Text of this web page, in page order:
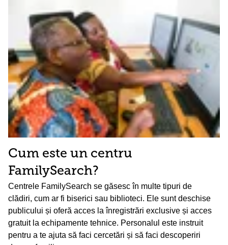
Cum este un centru
FamilySearch?
Centrele FamilySearch se găsesc în multe tipuri de
clădiri, cum ar fi biserici sau biblioteci. Ele sunt deschise
publicului și oferă acces la înregistrări exclusive și acces
gratuit la echipamente tehnice. Personalul este instruit
pentru a te ajuta să faci cercetări și să faci descoperiri